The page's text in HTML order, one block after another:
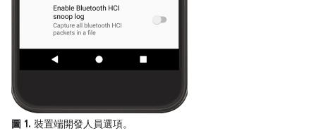
圖 1. 裝置端開發人員選項。